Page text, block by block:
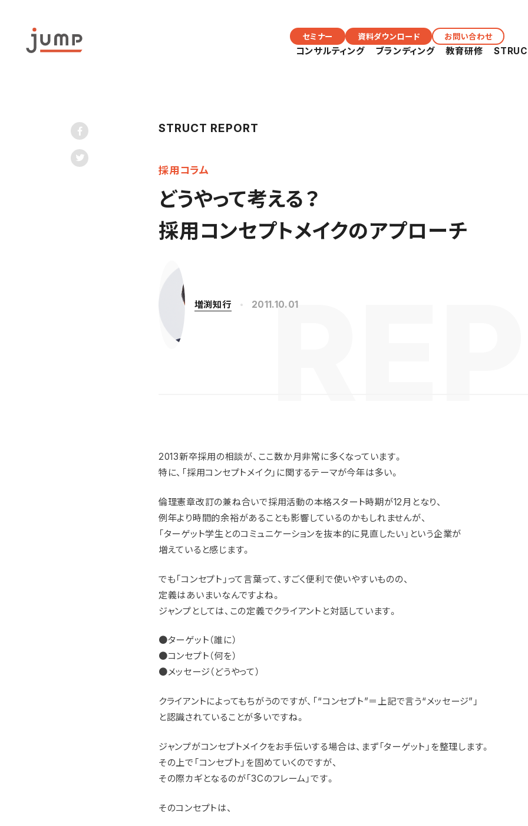
コンサルティング ブランディング 教育研修
セミナー 資料ダウンロード お問い合わせ
STRUCT REPORT
採用コラム
どうやって考える？
採用コンセプトメイクのアプローチ
増渕知行 2011.10.01
2013新卒採用の相談が、ここ数か月非常に多くなっています。
特に、「採用コンセプトメイク」に関するテーマが今年は多い。
倫理憲章改訂の兼ね合いで採用活動の本格スタート時期が12月となり、
例年より時間的余裕があることも影響しているのかもしれませんが、
「ターゲット学生とのコミュニケーションを抜本的に見直したい」という企業が
増えていると感じます。
でも「コンセプト」って言葉って、すごく便利で使いやすいものの、
定義はあいまいなんですよね。
ジャンプとしては、この定義でクライアントと対話しています。
●ターゲット（誰に）
●コンセプト（何を）
●メッセージ（どうやって）
クライアントによってもちがうのですが、「“コンセプト”＝上記で言う“メッセージ”」
と認識されていることが多いですね。
ジャンプがコンセプトメイクをお手伝いする場合は、まず「ターゲット」を整理します。
その上で「コンセプト」を固めていくのですが、
その際カギとなるのが「3Cのフレーム」です。
そのコンセプトは、